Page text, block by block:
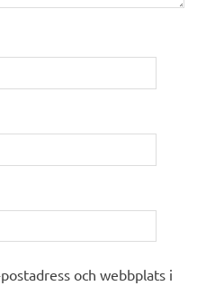
och webbplats i